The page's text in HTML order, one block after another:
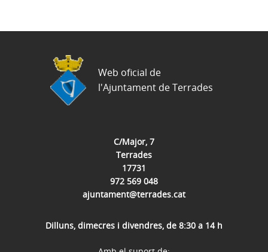
C/Major, 7
Terrades
17731
972 569 048
ajuntament@terrades.cat
Dilluns, dimecres i divendres, de 8:30 a 14 h
Web oficial de
l'Ajuntament de Terrades